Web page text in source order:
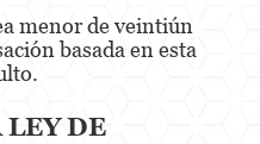
menor de veintiún
basada en esta
LEY DE